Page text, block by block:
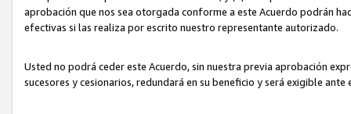
aprobación que nos sea otorgada conforme a este Acuerdo podrán
efectivas si las realiza por escrito nuestro representante autorizado.
Usted no podrá ceder este Acuerdo, sin nuestra previa aprobación
sucesores y cesionarios, redundará en su beneficio y será exigible